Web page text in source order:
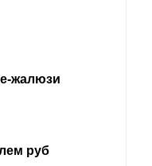
жалюзи
руб